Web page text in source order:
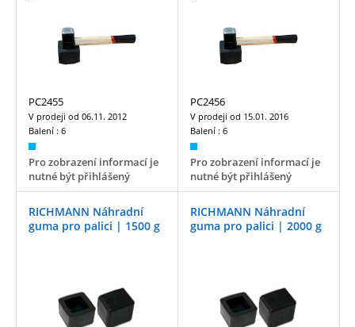
PC2455
V prodeji od 06.11. 2012
Balení : 6
Pro zobrazení informací je
nutné být přihlášený
PC2456
V prodeji od 15.01. 2016
Balení : 6
Pro zobrazení informací je
nutné být přihlášený
RICHMANN Náhradní
guma pro palici | 1500 g
RICHMANN Náhradní
guma pro palici | 2000 g